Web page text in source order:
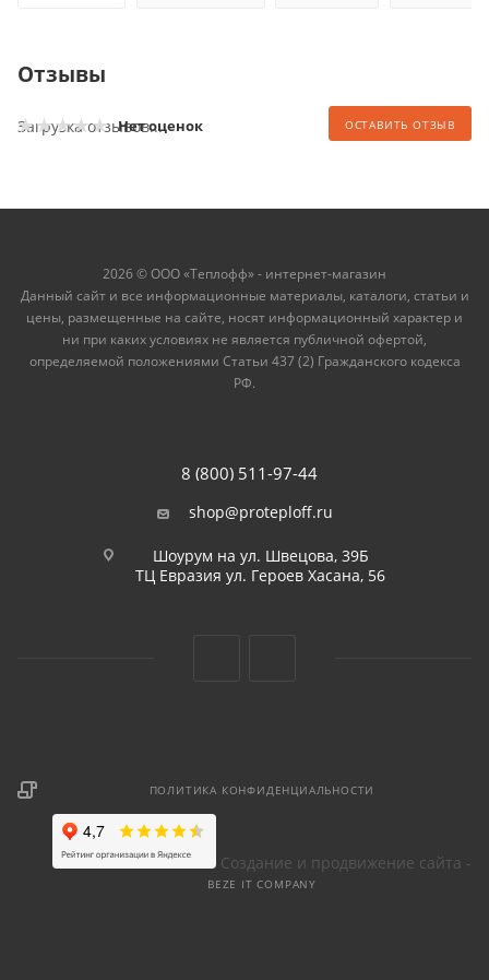
Отзывы
Нет оценок ОСТАВИТЬ ОТЗЫВ
Загрузка отзывов...
2026 © ООО «Теплофф» - интернет-магазин
Данный сайт и все информационные материалы, каталоги, статьи и
цены, размещенные на сайте, носят информационный характер и
ни при каких условиях не является публичной офертой,
определяемой положениями Статьи 437 (2) Гражданского кодекса
РФ.
8 (800) 511-97-44
shop@proteploff.ru
Шоурум на ул. Швецова, 39Б
ТЦ Евразия ул. Героев Хасана, 56
ПОЛИТИКА КОНФИДЕНЦИАЛЬНОСТИ
Создание и продвижение сайта -
BEZE IT COMPANY